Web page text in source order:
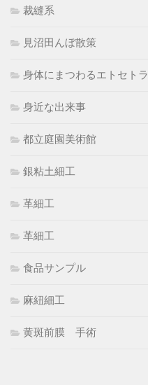
裁縫系
見沼田んぼ散策
身体にまつわるエトセトラ
身近な出来事
都立庭園美術館
銀粘土細工
革細工
革細工
食品サンプル
麻紐細工
黄斑前膜 手術